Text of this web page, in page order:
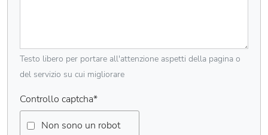
Testo libero per portare all'attenzione aspetti della pagina o
del servizio su cui migliorare
Controllo captcha*
Non sono un robot